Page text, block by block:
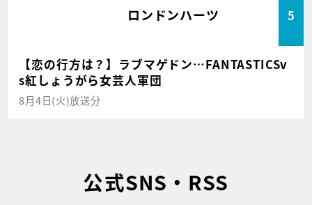
ロンドンハーツ 5
【恋の行方は？】ラブマゲドン…FANTASTICSv
s紅しょうがら女芸人軍団
8月4日(火)放送分
公式SNS・RSS